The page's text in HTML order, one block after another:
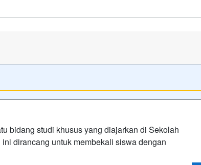
bidang studi khusus yang diajarkan di Sekolah
dirancang untuk membekali siswa dengan